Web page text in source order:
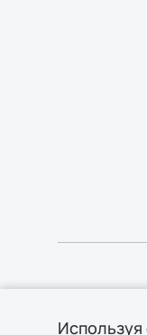
© 2026
Используя